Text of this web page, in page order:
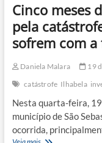
Cinco meses
pela
sofrem com
Daniela Malara
19
catástrofe Ilhabela
Nesta quarta-feira,
município de São
ocorrida,
Cinco